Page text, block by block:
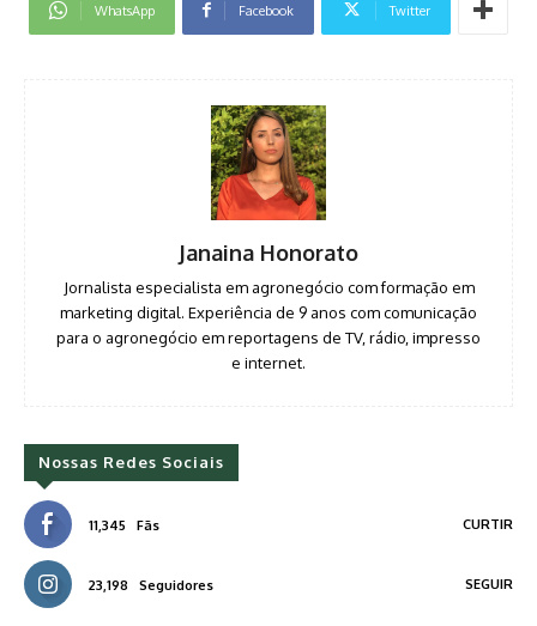
WhatsApp Facebook Twitter
Janaina Honorato
Jornalista especialista em agronegócio com formação em
marketing digital. Experiência de 9 anos com comunicação
para o agronegócio em reportagens de TV, rádio, impresso
e internet.
Nossas Redes Sociais
11,345 Fãs CURTIR
23,198 Seguidores SEGUIR